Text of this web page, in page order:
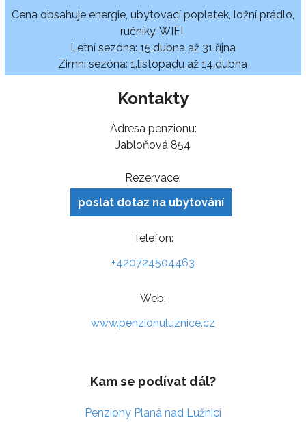
Cena obsahuje energie, ubytovací poplatek, ložní prádlo,
ručníky, WIFI.
Letní sezóna: 15.dubna až 31.října
Zimní sezóna: 1.listopadu až 14.dubna
Kontakty
Adresa penzionu:
Jabloňová 854
Rezervace:
poslat dotaz na ubytování
Telefon:
+420724504463
Web:
www.penzionuluznice.cz
Kam se podívat dál?
Penziony Planá nad Lužnicí